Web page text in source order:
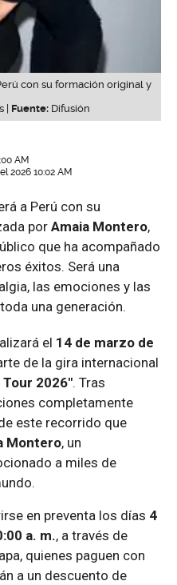
con su formación original y
| Fuente: Difusión
AM
2026 10:02 AM
a Perú con su
por Amaia Montero,
que ha acompañado
éxitos. Será una
las emociones y las
una generación.
el 14 de marzo de
de la gira internacional
Tour 2026". Tras
completamente
este recorrido que
Montero, un
a miles de
en preventa los días 4
a. m., a través de
quienes paguen con
a un descuento de